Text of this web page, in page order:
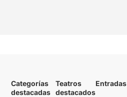
Categorías
destacadas
Teatros
destacados
Entradas